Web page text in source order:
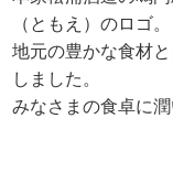
（ともえ）のロゴ。
地元の豊かな食材
しました。
みなさまの食卓に